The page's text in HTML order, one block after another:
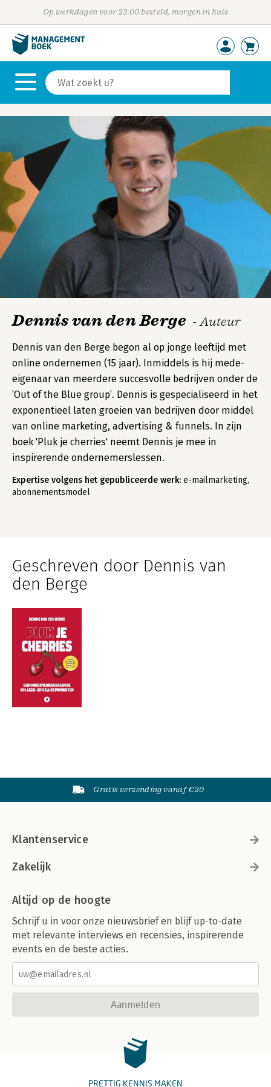
Op werkdagen voor 23:00 besteld, morgen in huis
Dennis van den Berge - Auteur
Dennis van den Berge begon al op jonge leeftijd met
online ondernemen (15 jaar). Inmiddels is hij mede-
eigenaar van meerdere succesvolle bedrijven onder de
‘Out of the Blue group’. Dennis is gespecialiseerd in het
exponentieel laten groeien van bedrijven door middel
van online marketing, advertising & funnels. In zijn
boek 'Pluk je cherries' neemt Dennis je mee in
inspirerende ondernemerslessen.
Expertise volgens het gepubliceerde werk: e-mailmarketing,
abonnementsmodel
Geschreven door Dennis van
den Berge
Gratis verzending vanaf €20
Klantenservice
Zakelijk
Altijd op de hoogte
Schrijf u in voor onze nieuwsbrief en blijf up-to-date
met relevante interviews en recensies, inspirerende
events en de beste acties.
Aanmelden
PRETTIG KENNIS MAKEN